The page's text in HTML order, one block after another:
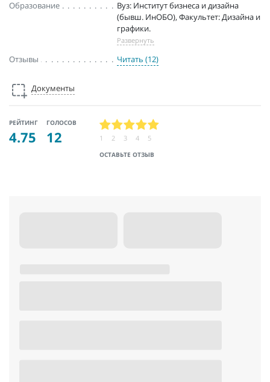
Образование
Вуз: Институт бизнеса и дизайна
(бывш. ИнОБО), Факультет: Дизайна и
графики.
Развернуть
Отзывы Читать (12)
Документы
РЕЙТИНГ
4.75
ГОЛОСОВ
12
ОСТАВЬТЕ ОТЗЫВ
1 2 3 4 5